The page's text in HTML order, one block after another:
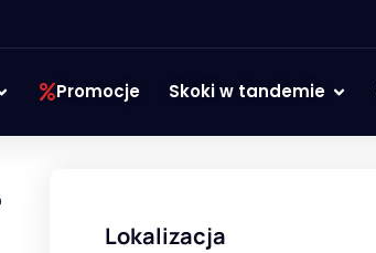
Promocje Skoki w tandemie
Lokalizacja